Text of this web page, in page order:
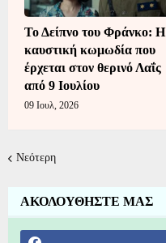
Το Δείπνο του Φράνκο: Η
καυστική κωμωδία που
έρχεται στον θερινό Λαΐς
από 9 Ιουλίου
09 Ιουλ, 2026
Νεότερη
ΑΚΟΛΟΥΘΗΣΤΕ ΜΑΣ